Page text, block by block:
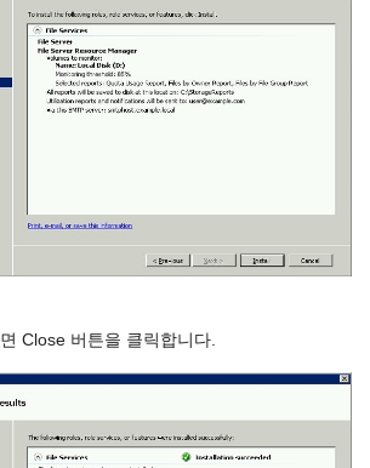
Close 버튼을 클릭합니다.